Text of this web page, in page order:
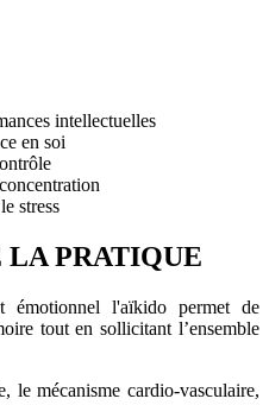
intellectuelles
en soi
stress
LA PRATIQUE
émotionnel l'aïkido permet de
tout en sollicitant l’ensemble
le mécanisme cardio-vasculaire,